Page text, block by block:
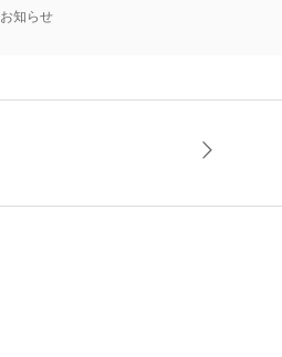
お知らせ